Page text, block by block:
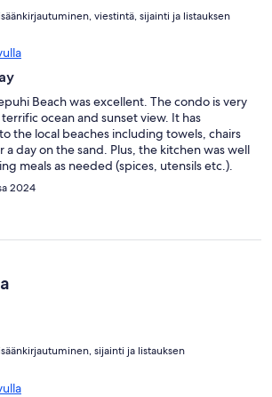
viestintä, sijainti ja listauksen
Beach was excellent. The condo is very
ocean and sunset view. It has
the local beaches including towels, chairs
a day on the sand. Plus, the kitchen was well
meals as needed (spices, utensils etc.).
2024
sijainti ja listauksen